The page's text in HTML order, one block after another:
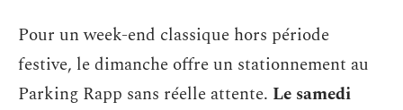
Pour un week-end classique hors période
festive, le dimanche offre un stationnement au
Parking Rapp sans réelle attente. Le samedi